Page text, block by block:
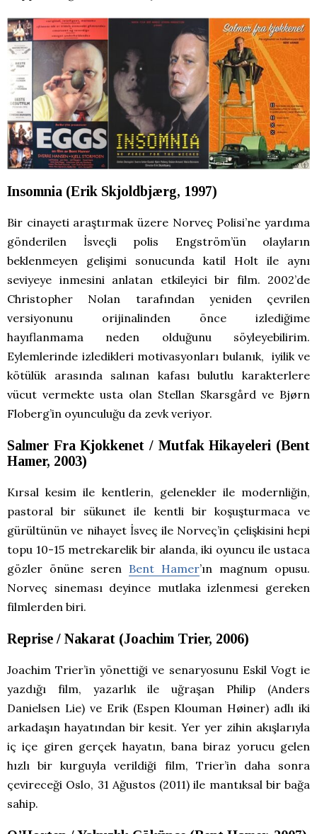
Insomnia (Erik Skjoldbjærg, 1997)
Bir cinayeti araştırmak üzere Norveç Polisi’ne yardıma
gönderilen İsveçli polis Engström’ün olayların
beklenmeyen gelişimi sonucunda katil Holt ile aynı
seviyeye inmesini anlatan etkileyici bir film. 2002’de
Christopher Nolan tarafından yeniden çevrilen
versiyonunu orijinalinden önce izlediğime
hayıflanmama neden olduğunu söyleyebilirim.
Eylemlerinde izledikleri motivasyonları bulanık, iyilik ve
kötülük arasında salınan kafası bulutlu karakterlere
vücut vermekte usta olan Stellan Skarsgård ve Bjørn
Floberg’in oyunculuğu da zevk veriyor.
Salmer Fra Kjokkenet / Mutfak Hikayeleri (Bent
Hamer, 2003)
Kırsal kesim ile kentlerin, gelenekler ile modernliğin,
pastoral bir sükunet ile kentli bir koşuşturmaca ve
gürültünün ve nihayet İsveç ile Norveç’in çelişkisini hepi
topu 10-15 metrekarelik bir alanda, iki oyuncu ile ustaca
gözler önüne seren Bent Hamer’ın magnum opusu.
Norveç sineması deyince mutlaka izlenmesi gereken
filmlerden biri.
Reprise / Nakarat (Joachim Trier, 2006)
Joachim Trier’in yönettiği ve senaryosunu Eskil Vogt ie
yazdığı film, yazarlık ile uğraşan Philip (Anders
Danielsen Lie) ve Erik (Espen Klouman Høiner) adlı iki
arkadaşın hayatından bir kesit. Yer yer zihin akışlarıyla
iç içe giren gerçek hayatın, bana biraz yorucu gelen
hızlı bir kurguyla verildiği film, Trier’in daha sonra
çevireceği Oslo, 31 Ağustos (2011) ile mantıksal bir bağa
sahip.